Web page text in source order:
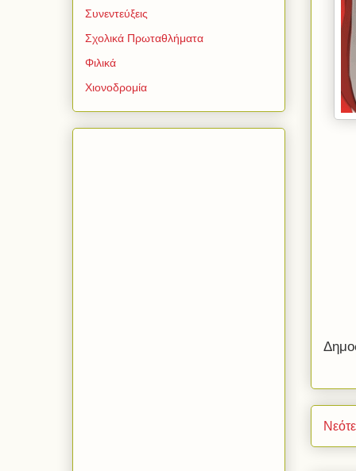
Συνεντεύξεις
Σχολικά Πρωταθλήματα
Φιλικά
Χιονοδρομία